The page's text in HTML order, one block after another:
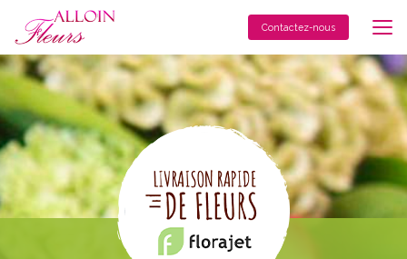
contenu
principal
Contactez-nous